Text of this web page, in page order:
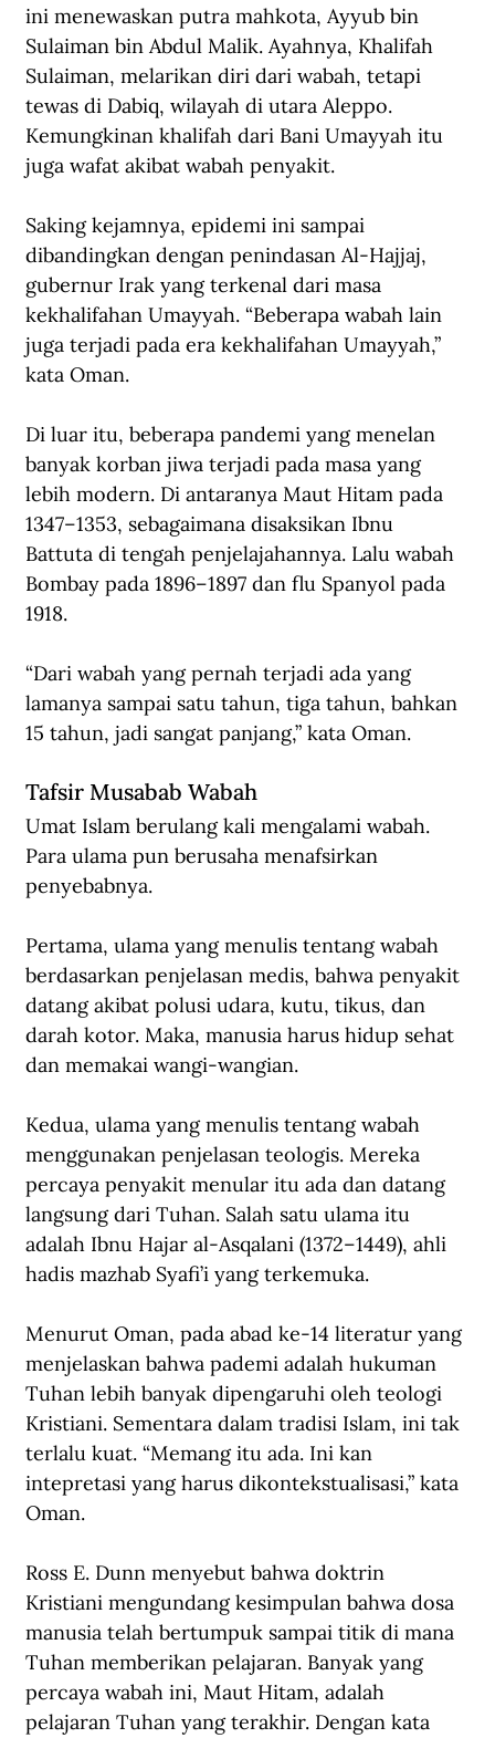
ini menewaskan putra mahkota, Ayyub bin
Sulaiman bin Abdul Malik. Ayahnya, Khalifah
Sulaiman, melarikan diri dari wabah, tetapi
tewas di Dabiq, wilayah di utara Aleppo.
Kemungkinan khalifah dari Bani Umayyah itu
juga wafat akibat wabah penyakit.
Saking kejamnya, epidemi ini sampai
dibandingkan dengan penindasan Al-Hajjaj,
gubernur Irak yang terkenal dari masa
kekhalifahan Umayyah. “Beberapa wabah lain
juga terjadi pada era kekhalifahan Umayyah,”
kata Oman.
Di luar itu, beberapa pandemi yang menelan
banyak korban jiwa terjadi pada masa yang
lebih modern. Di antaranya Maut Hitam pada
1347–1353, sebagaimana disaksikan Ibnu
Battuta di tengah penjelajahannya. Lalu wabah
Bombay pada 1896–1897 dan flu Spanyol pada
1918.
“Dari wabah yang pernah terjadi ada yang
lamanya sampai satu tahun, tiga tahun, bahkan
15 tahun, jadi sangat panjang,” kata Oman.
Tafsir Musabab Wabah
Umat Islam berulang kali mengalami wabah.
Para ulama pun berusaha menafsirkan
penyebabnya.
Pertama, ulama yang menulis tentang wabah
berdasarkan penjelasan medis, bahwa penyakit
datang akibat polusi udara, kutu, tikus, dan
darah kotor. Maka, manusia harus hidup sehat
dan memakai wangi-wangian.
Kedua, ulama yang menulis tentang wabah
menggunakan penjelasan teologis. Mereka
percaya penyakit menular itu ada dan datang
langsung dari Tuhan. Salah satu ulama itu
adalah Ibnu Hajar al-Asqalani (1372–1449), ahli
hadis mazhab Syafi’i yang terkemuka.
Menurut Oman, pada abad ke-14 literatur yang
menjelaskan bahwa pademi adalah hukuman
Tuhan lebih banyak dipengaruhi oleh teologi
Kristiani. Sementara dalam tradisi Islam, ini tak
terlalu kuat. “Memang itu ada. Ini kan
intepretasi yang harus dikontekstualisasi,” kata
Oman.
Ross E. Dunn menyebut bahwa doktrin
Kristiani mengundang kesimpulan bahwa dosa
manusia telah bertumpuk sampai titik di mana
Tuhan memberikan pelajaran. Banyak yang
percaya wabah ini, Maut Hitam, adalah
pelajaran Tuhan yang terakhir. Dengan kata